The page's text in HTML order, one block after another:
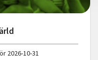
2026-10-31